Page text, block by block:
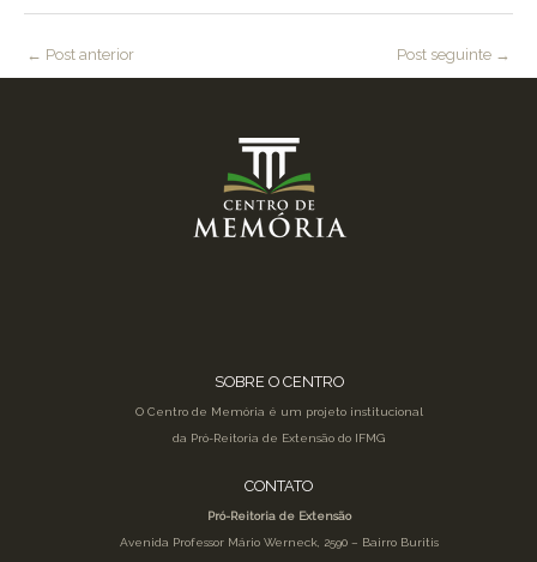
← Post anterior Post seguinte →
SOBRE O CENTRO
O Centro de Memória é um projeto institucional
da Pró-Reitoria de Extensão do IFMG
CONTATO
Pró-Reitoria de Extensão
Avenida Professor Mário Werneck, 2590 – Bairro Buritis